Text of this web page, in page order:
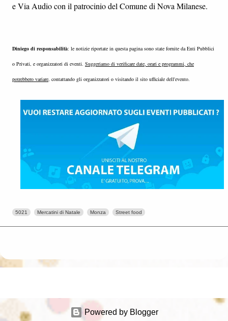
e Via Audio con il patrocinio del Comune di Nova Milanese.
Diniego di responsabilità: le notizie riportate in questa pagina sono state fornite da Enti Pubblici
o Privati, e organizzatori di eventi. Suggeriamo di verificare date, orari e programmi, che
potrebbero variare, contattando gli organizzatori o visitando il sito ufficiale dell'evento.
5021 Mercatini di Natale Monza Street food
Powered by Blogger